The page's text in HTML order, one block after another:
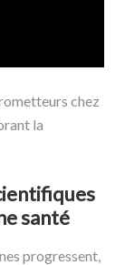
chez
la
santé
progressent,